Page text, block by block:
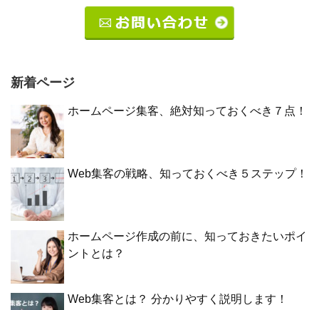
新着ページ
ホームページ集客、絶対知っておくべき７点！
Web集客の戦略、知っておくべき５ステップ！
ホームページ作成の前に、知っておきたいポイ
ントとは？
Web集客とは？ 分かりやすく説明します！